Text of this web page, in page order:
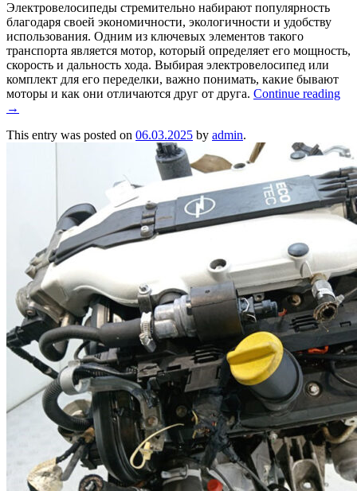
Электровелосипеды стремительно набирают популярность
благодаря своей экономичности, экологичности и удобству
использования. Одним из ключевых элементов такого
транспорта является мотор, который определяет его мощность,
скорость и дальность хода. Выбирая электровелосипед или
комплект для его переделки, важно понимать, какие бывают
моторы и как они отличаются друг от друга. Continue reading
→
This entry was posted on 06.03.2025 by admin.